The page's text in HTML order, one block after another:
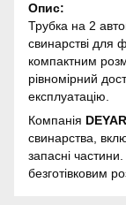
Опис:
Трубка на 2
свинарстві для
компактним
рівномірний
експлуатацію.
Компанія
свинарства,
запасні
безготівковим